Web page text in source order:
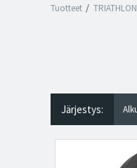
Tuotteet TRIATHLON
Järjestys: